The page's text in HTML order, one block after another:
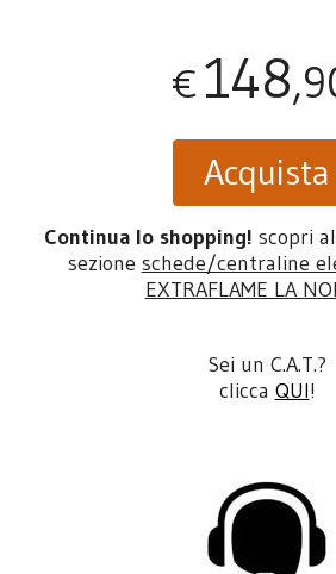
€148
Acquista
Continua lo shopping! scopri
sezione schede/centraline
EXTRAFLAME LA
Sei un C.A.T.?
clicca QUI!